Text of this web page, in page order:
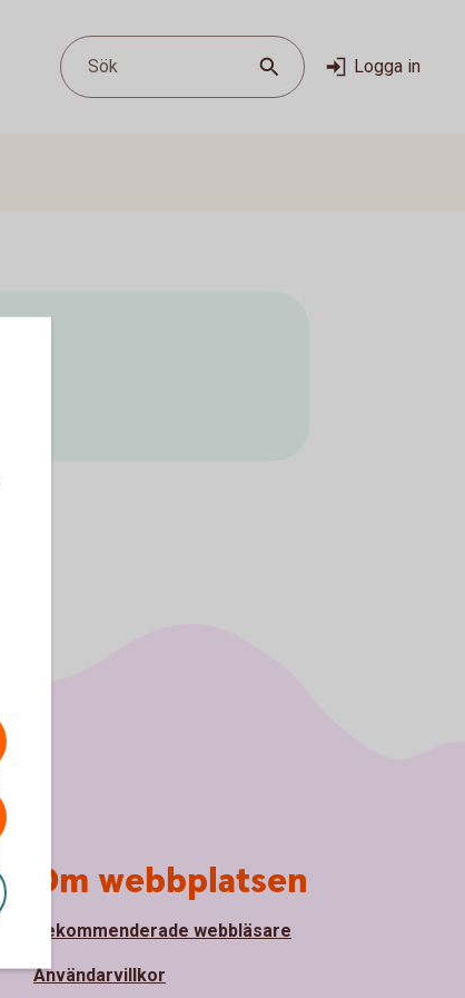
Sök Logga in
Om webbplatsen
Rekommenderade webbläsare
Användarvillkor